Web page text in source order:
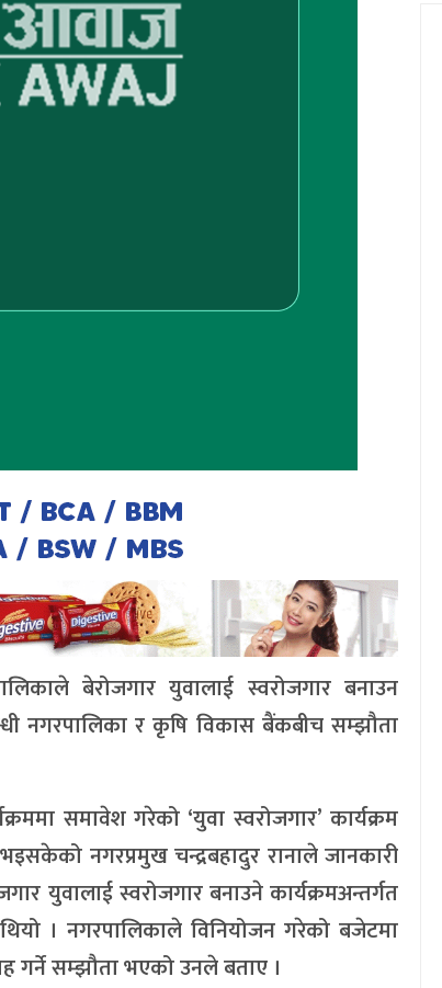
बेरोजगार युवालाई स्वरोजगार बनाउन
नगरपालिका र कृषि विकास बैंकबीच सम्झौता
समावेश गरेको ‘युवा स्वरोजगार’ कार्यक्रम
नगरप्रमुख चन्द्रबहादुर रानाले जानकारी
युवालाई स्वरोजगार बनाउने कार्यक्रमअन्तर्गत
। नगरपालिकाले विनियोजन गरेको बजेटमा
सम्झौता भएको उनले बताए ।